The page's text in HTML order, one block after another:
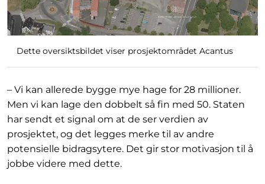
Dette oversiktsbildet viser prosjektområdet Acantus
– Vi kan allerede bygge mye hage for 28 millioner.
Men vi kan lage den dobbelt så fin med 50. Staten
har sendt et signal om at de ser verdien av
prosjektet, og det legges merke til av andre
potensielle bidragsytere. Det gir stor motivasjon til å
jobbe videre med dette.